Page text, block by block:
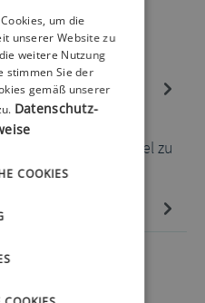
125cm Das
sehr komfortabel zu
und…Mehr
um die
unserer Website zu
weitere Nutzung
stimmen Sie der
gemäß unserer
Datenschutz-
COOKIES